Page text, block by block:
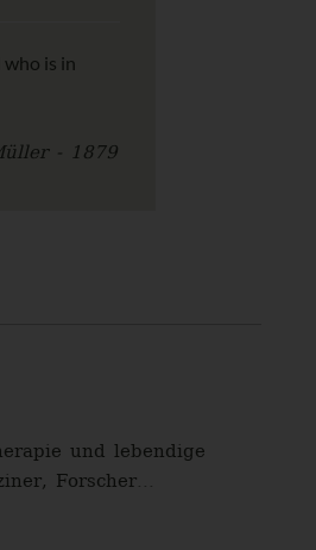
is in
- 1879
und lebendige
Forscher...